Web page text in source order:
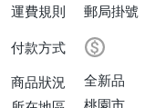
運費規則
郵局掛號
$3500免
付款方式
商品狀況
全新品
桃園市